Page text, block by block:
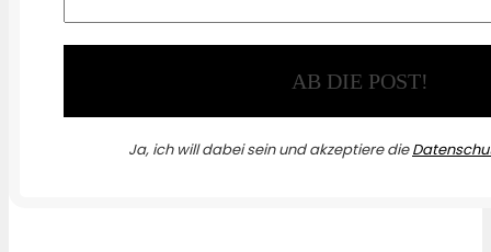
Ja, ich will dabei sein und akzeptiere die